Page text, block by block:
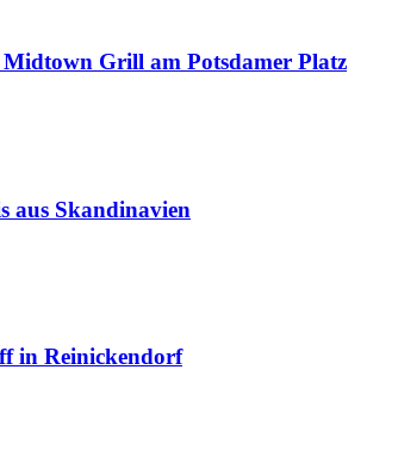
Grill am Potsdamer Platz
aus Skandinavien
in Reinickendorf